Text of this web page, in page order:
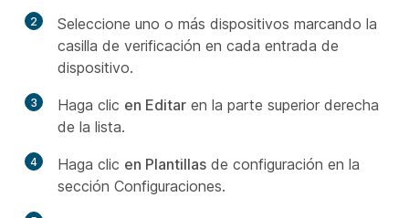
2
Seleccione uno o más dispositivos marcando la
casilla de verificación en cada entrada de
dispositivo.
3 Haga clic en Editar en la parte superior derecha
de la lista.
4 Haga clic en Plantillas de configuración en la
sección Configuraciones.